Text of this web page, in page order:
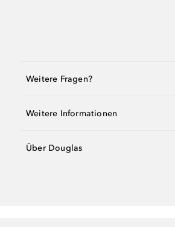
Weitere Fragen?
Weitere Informationen
Über Douglas